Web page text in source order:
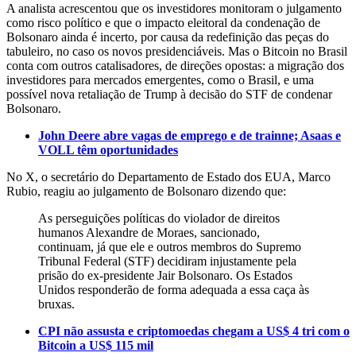
A analista acrescentou que os investidores monitoram o julgamento
como risco político e que o impacto eleitoral da condenação de
Bolsonaro ainda é incerto, por causa da redefinição das peças do
tabuleiro, no caso os novos presidenciáveis. Mas o Bitcoin no Brasil
conta com outros catalisadores, de direções opostas: a migração dos
investidores para mercados emergentes, como o Brasil, e uma
possível nova retaliação de Trump à decisão do STF de condenar
Bolsonaro.
John Deere abre vagas de emprego e de trainne; Asaas e
VOLL têm oportunidades
No X, o secretário do Departamento de Estado dos EUA, Marco
Rubio, reagiu ao julgamento de Bolsonaro dizendo que:
As perseguições políticas do violador de direitos
humanos Alexandre de Moraes, sancionado,
continuam, já que ele e outros membros do Supremo
Tribunal Federal (STF) decidiram injustamente pela
prisão do ex-presidente Jair Bolsonaro. Os Estados
Unidos responderão de forma adequada a essa caça às
bruxas.
CPI não assusta e criptomoedas chegam a US$ 4 tri com o
Bitcoin a US$ 115 mil